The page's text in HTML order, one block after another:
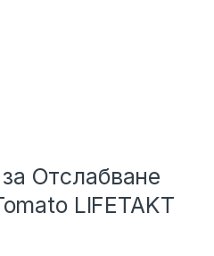
Отслабване
LIFETAKT